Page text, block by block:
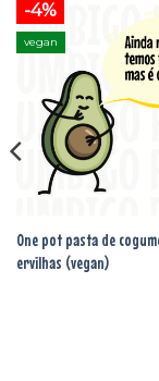
vegan
-4%
One pot pasta de
ervilhas (vegan)